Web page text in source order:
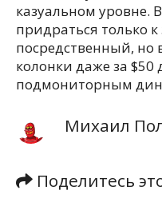
казуальном уровне.
придраться только к
посредственный,
колонки даже за
подмониторным
Михаил
Поделитесь